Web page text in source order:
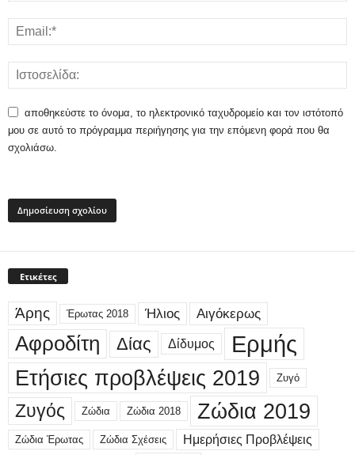
αποθηκεύστε το όνομα, το ηλεκτρονικό ταχυδρομείο και τον ιστότοπό
μου σε αυτό το πρόγραμμα περιήγησης για την επόμενη φορά που θα
σχολιάσω.
Ετικέτες
Άρης Έρωτας 2018 Ήλιος Αιγόκερως
Αφροδίτη Δίας Δίδυμος Ερμής
Ετήσιες προβλέψεις 2019 Ζυγό
Ζυγός Ζώδια Ζώδια 2018 Ζώδια 2019
Ζώδια Έρωτας Ζώδια Σχέσεις Ημερήσιες Προβλέψεις